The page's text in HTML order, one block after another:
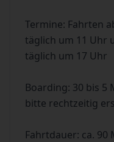
Termine: Fahrten
täglich um 11 Uhr
täglich um 17 Uhr
Boarding: 30 bis
bitte rechtzeitig
Fahrtdauer: ca. 90